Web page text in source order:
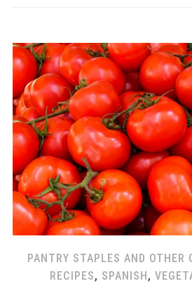
PANTRY STAPLES AND OTHER
RECIPES, SPANISH ,